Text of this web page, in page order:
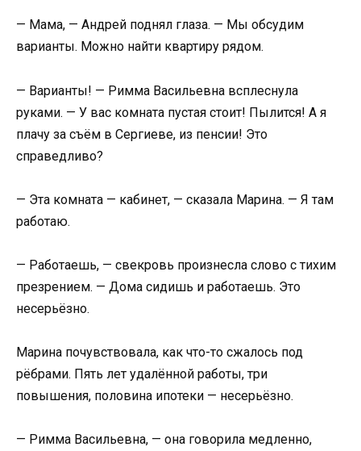
— Мама, — Андрей поднял глаза. — Мы обсудим
варианты. Можно найти квартиру рядом.
— Варианты! — Римма Васильевна всплеснула
руками. — У вас комната пустая стоит! Пылится! А я
плачу за съём в Сергиеве, из пенсии! Это
справедливо?
— Эта комната — кабинет, — сказала Марина. — Я там
работаю.
— Работаешь, — свекровь произнесла слово с тихим
презрением. — Дома сидишь и работаешь. Это
несерьёзно.
Марина почувствовала, как что-то сжалось под
рёбрами. Пять лет удалённой работы, три
повышения, половина ипотеки — несерьёзно.
— Римма Васильевна, — она говорила медленно,